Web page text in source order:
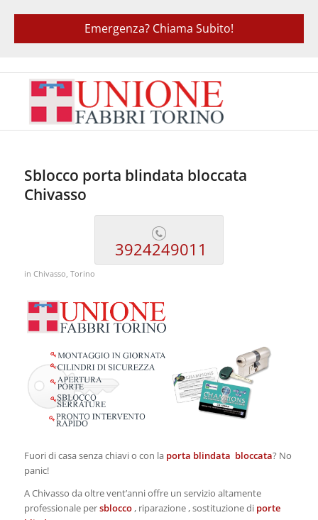
Emergenza? Chiama Subito!
Sblocco porta blindata bloccata
Chivasso
3924249011
in Chivasso, Torino
Fuori di casa senza chiavi o con la porta blindata bloccata? No
panic!
A Chivasso da oltre vent’anni offre un servizio altamente
professionale persblocco, riparazione , sostituzione di porte